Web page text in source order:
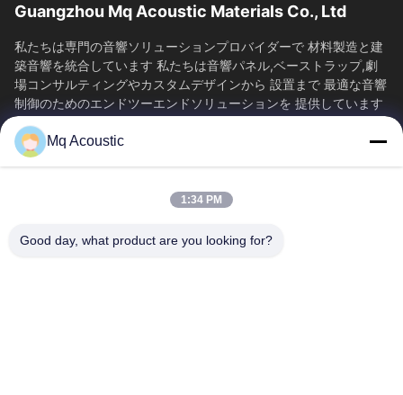
Guangzhou Mq Acoustic Materials Co., Ltd
私たちは専門の音響ソリューションプロバイダーで 材料製造と建
築音響を統合しています 私たちは音響パネル,ベーストラップ,劇
場コンサルティングやカスタムデザインから 設置まで 最適な音響
制御のためのエンドツーエンドソリューションを 提供しています
音の科学を通じて様々な環境における...
SAIKESAISI水素エナジー
わたしたち に つい て
工場ツアー
品質管理
Mq Acoustic
1:34 PM
Good day, what product are you looking for?